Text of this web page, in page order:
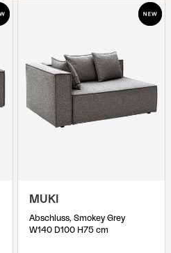
MUKI
Abschluss, Smokey Grey
W140 D100 H75 cm